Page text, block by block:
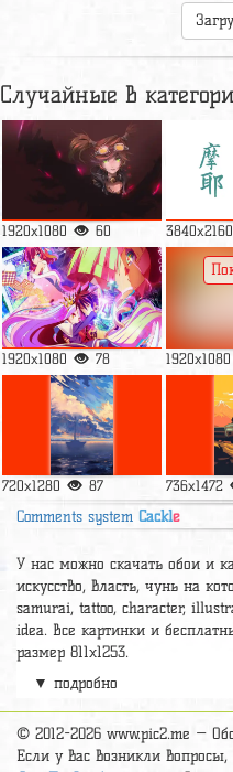
Случайные в
1920x1080 60 3840x2160
1920x1080 78 1920x1080
720x1280 87 736x1472
Comments system Cackle
У нас можно скачать обои и
искусство, власть, чунь на
samurai, tattoo, character,
idea. Все картинки и
размер 811x1253.
А так же можно найти много
разделобои Аниме, на сайте
большое количество
и обоев хорошего hd
▼ подробно
© 2012-2026 www.pic2.me —
Если у вас возникли